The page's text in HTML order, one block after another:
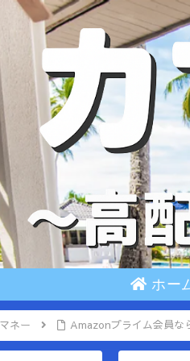
ホー
ネー Amazonプライム会員な